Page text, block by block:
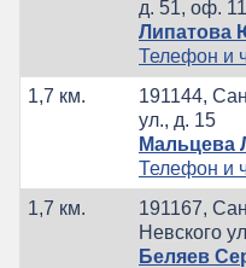
д. 51, оф.
Липатова
Телефон и
1,7 км.
191144,
ул., д. 15
Телефон и
1,7 км.
191167,
Невского
Беляев